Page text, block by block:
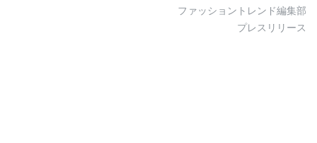
ファッショントレンド編集部
プレスリリース